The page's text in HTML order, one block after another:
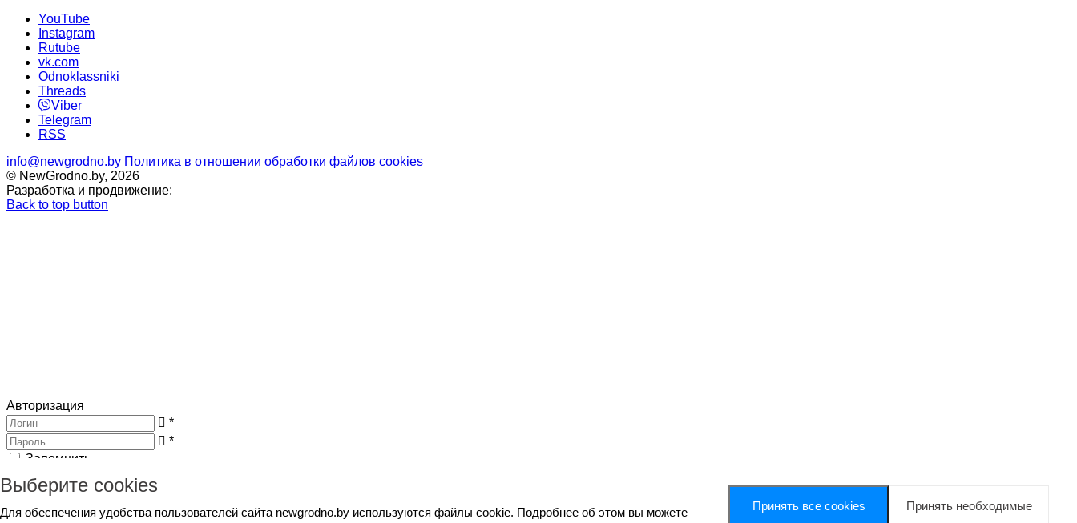
YouTube
Instagram
Rutube
vk.com
Odnoklassniki
Threads
Viber
Telegram
RSS
info@newgrodno.by Политика в отношении обработки файлов cookies
© NewGrodno.by, 2026
Разработка и продвижение:
Back to top button
Авторизация
*
*
Запомнить
Авторизация
Выберите cookies
Для обеспечения удобства пользователей сайта newgrodno.by используются файлы cookie. Подробнее об этом вы можете
Принять все cookies Принять необходимые